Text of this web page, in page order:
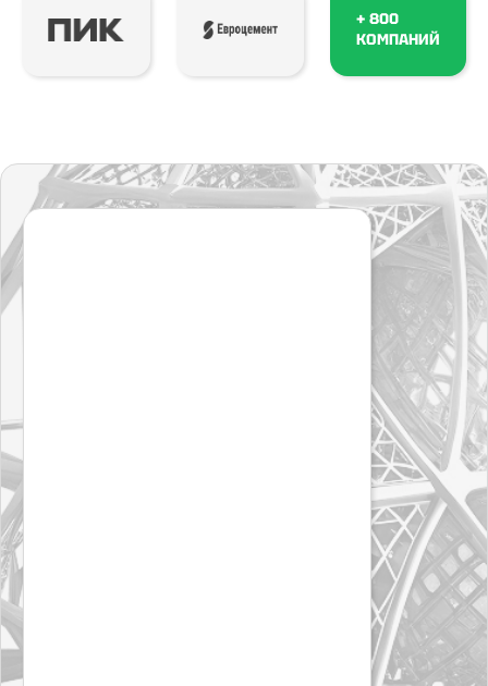
+ 800
КОМПАНИЙ